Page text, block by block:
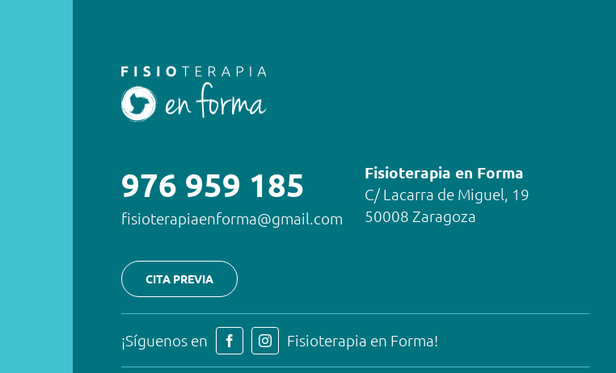
976 959 185
fisioterapiaenforma@gmail.com
Fisioterapia en Forma
C/ Lacarra de Miguel, 19
50008 Zaragoza
CITA PREVIA
¡Síguenos en Fisioterapia en Forma!